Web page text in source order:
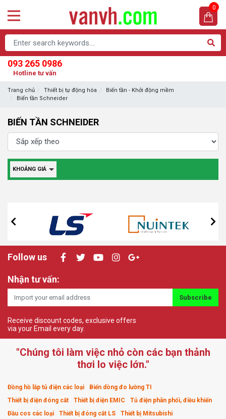
093 265 0986
Hotline tư vấn
0
Trang chủ Thiết bị tự động hóa
Biến tần - Khởi động mềm
Biến tần Schneider
BIẾN TẦN SCHNEIDER
KHOẢNG GIÁ
Follow us
Nhận tư vấn:
Subscribe
Receive discount codes, exclusive offers
via your Email every day.
"Chúng tôi làm việc nhỏ còn các bạn thảnh
thơi lo việc lớn."
Đồng hồ lắp tủ điện các loại
Biến dòng đo lường TI
Thiết bị điện đóng cắt
Thiết bị điện EMIC
Tủ điện phân phối, điều khiển
Đầu cos các loại
Thiết bị đóng cắt LS
Thiết bị Mitsubishi